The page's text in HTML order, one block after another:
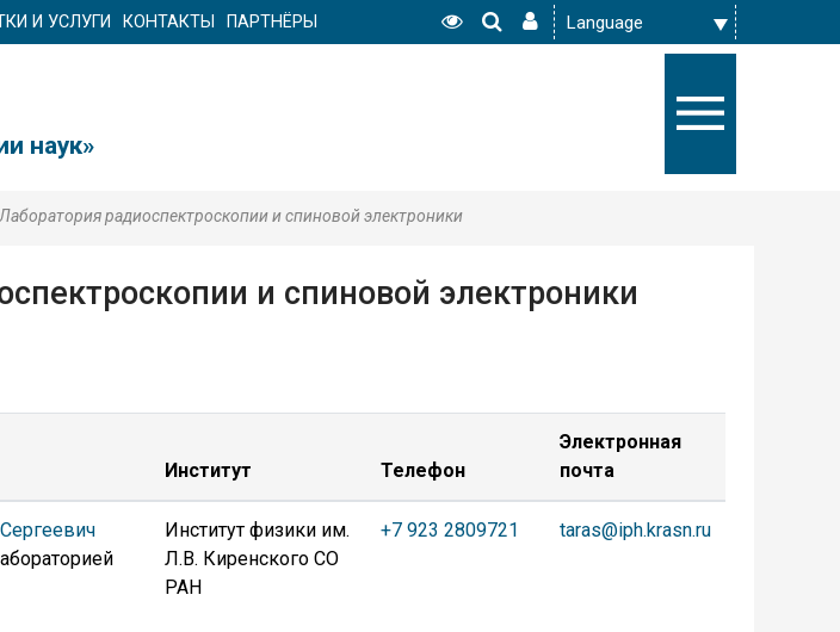
И УСЛУГИ КОНТАКТЫ ПАРТНЁРЫ
наук»
Лаборатория радиоспектроскопии и спиновой электроники
и спиновой электроники
Институт Телефон
Электронная
почта
Институт физики им.
Л.В. Киренского СО
РАН
+7 923 2809721 taras@iph.krasn.ru